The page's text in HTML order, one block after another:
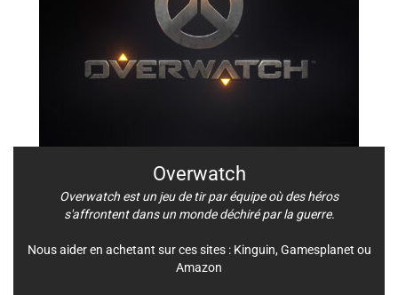
Overwatch
Overwatch est un jeu de tir par équipe où des héros
s'affrontent dans un monde déchiré par la guerre.
Nous aider en achetant sur ces sites : Kinguin, Gamesplanet ou
Amazon